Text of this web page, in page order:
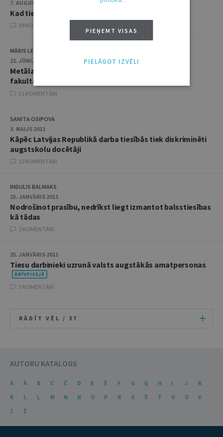
7. AUGUSTS 2012
Kad tiesnešiem likums nav rakstīts
39 KOMENTĀRI
MĀRIS LEJNIEKS
21. JŪNIJS 2011
Metāla detektors un spiega komplekts Juridiskās
fakultātes eksāmenos
51 KOMENTĀRI
SANITA OSIPOVA
3. MAIJS 2011
Kāpēc Latvijas Republikā darba tiesībās tiek diskriminēti
augstskolu docētāji
10 KOMENTĀRI
INDULIS BALMAKS
25. JANVĀRIS 2011
Nodrošinot prasību, nedrīkst liegt izmantot balsstiesības
kā tādas
2 KOMENTĀRI
25. JANVĀRIS 2011
Tiesu darbinieki uzrunā valsts augstākās amatpersonas
3 KOMENTĀRI
RĀDĪT VĒL / 37
AUTORU KATALOGS
A Ā B C Č D E Ē F G Ģ H I J
K
Ķ
L Ļ M N Ņ O P R S Š T U Ū
V
Z
Ž
PIEŅEMT VISAS
PIELĀGOT IZVĒLI